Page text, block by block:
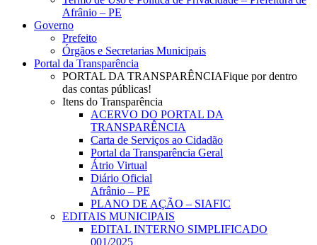
Afrânio – PE
Governo
Prefeito
Órgãos e Secretarias Municipais
Portal da Transparência
PORTAL DA TRANSPARÊNCIAFique por dentro
das contas públicas!
Itens do Transparência
ACERVO DO PORTAL DA
TRANSPARÊNCIA
Carta de Serviços ao Cidadão
Portal da Transparência Geral
Átrio Virtual
Diário Oficial
Afrânio – PE
PLANO DE AÇÃO – SIAFIC
EDITAIS MUNICIPAIS
EDITAL INTERNO SIMPLIFICADO
001/2025